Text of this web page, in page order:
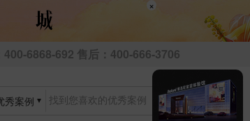
×
400-6868-692 售后：400-666-3706
秀案例